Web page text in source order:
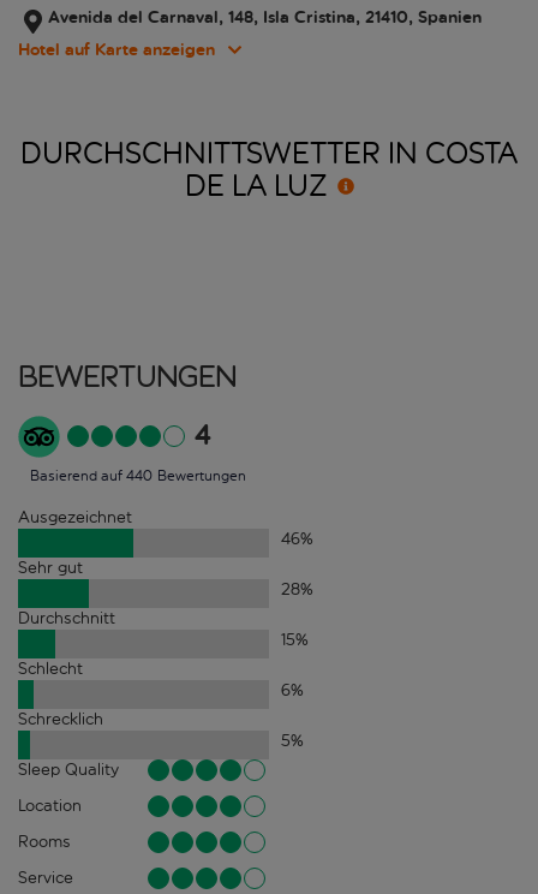
Avenida del Carnaval, 148, Isla Cristina, 21410, Spanien
Hotel auf Karte anzeigen
DURCHSCHNITTSWETTER IN COSTA
DE LA LUZ
Bewertungen
4
Basierend auf 440 Bewertungen
Ausgezeichnet
46%
Sehr gut
28%
Durchschnitt
15%
Schlecht
6%
Schrecklich
5%
Sleep Quality
Location
Rooms
Service